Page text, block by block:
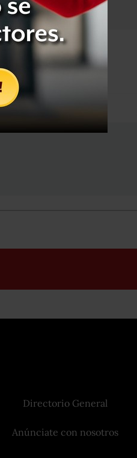
Directorio General
Anúnciate con nosotros